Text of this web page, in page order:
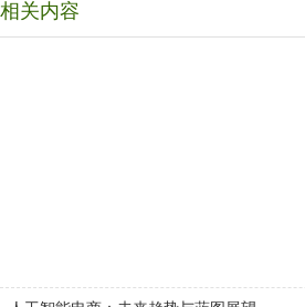
相关内容